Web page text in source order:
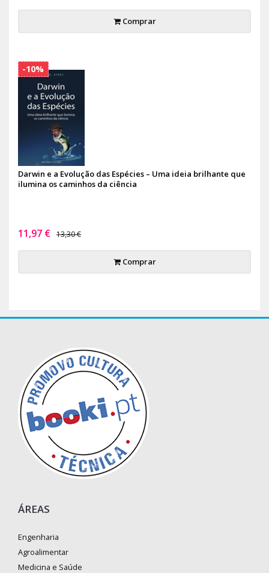
Comprar
Darwin e a Evolução das Espécies – Uma ideia brilhante que
ilumina os caminhos da ciência
11,97 € 13,30 €
Comprar
-10%
ÁREAS
Engenharia
Agroalimentar
Medicina e Saúde